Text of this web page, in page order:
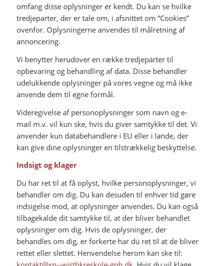
omfang disse oplysninger er kendt. Du kan se hvilke
tredjeparter, der er tale om, i afsnittet om ”Cookies”
ovenfor. Oplysningerne anvendes til målretning af
annoncering.
Vi benytter herudover en række tredjeparter til
opbevaring og behandling af data. Disse behandler
udelukkende oplysninger på vores vegne og må ikke
anvende dem til egne formål.
Videregivelse af personoplysninger som navn og e-
mail m.v. vil kun ske, hvis du giver samtykke til det. Vi
anvender kun databehandlere i EU eller i lande, der
kan give dine oplysninger en tilstrækkelig beskyttelse.
Indsigt og klager
Du har ret til at få oplyst, hvilke personoplysninger, vi
behandler om dig. Du kan desuden til enhver tid gøre
indsigelse mod, at oplysninger anvendes. Du kan også
tilbagekalde dit samtykke til, at der bliver behandlet
oplysninger om dig. Hvis de oplysninger, der
behandles om dig, er forkerte har du ret til at de bliver
rettet eller slettet. Henvendelse herom kan ske til: